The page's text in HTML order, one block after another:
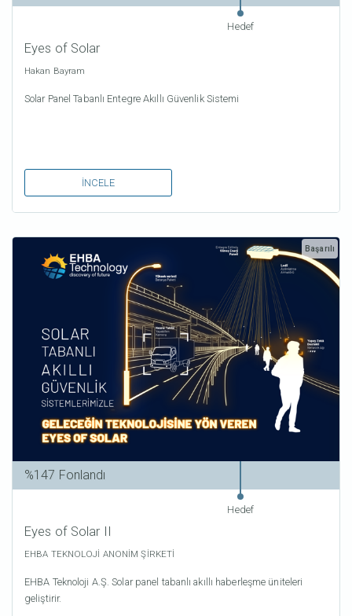
İNCELE
Eyes of Solar
Hakan Bayram
Solar Panel Tabanlı Entegre Akıllı Güvenlik Sistemi
Yatırımcı
1981
Hedef
₺ 1.500.000
Fonlama
₺ 21.069.053
En Yüksek Yatırım Tutarı: ₺ 500.000
Başarılı
%147 Fonlandı
Eyes of Solar II
EHBA TEKNOLOJİ ANONİM ŞİRKETİ
EHBA Teknoloji A.Ş. Solar panel tabanlı akıllı haberleşme üniteleri
geliştirir.